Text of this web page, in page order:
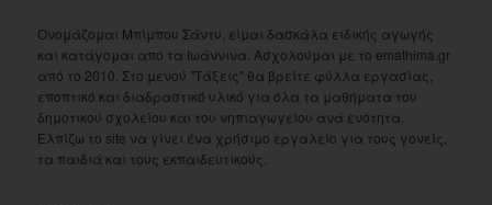
Ονομάζομαι Μπίμπου Σάντυ, είμαι δασκάλα ειδικής αγωγής
και κατάγομαι από τα Ιωάννινα. Ασχολούμαι με το emathima.gr
από το 2010. Στο μενού "Τάξεις" θα βρείτε φύλλα εργασίας,
εποπτικό και διαδραστικό υλικό για όλα τα μαθήματα του
δημοτικού σχολείου και του νηπιαγωγείου ανά ενότητα.
Ελπίζω το site να γίνει ένα χρήσιμο εργαλείο για τους γονείς,
τα παιδιά και τους εκπαιδευτικούς.